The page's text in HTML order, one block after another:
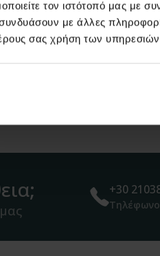
τον ιστότοπό μας με
με άλλες
σας χρήση των υπηρεσιών
+30
Τηλέφωνο